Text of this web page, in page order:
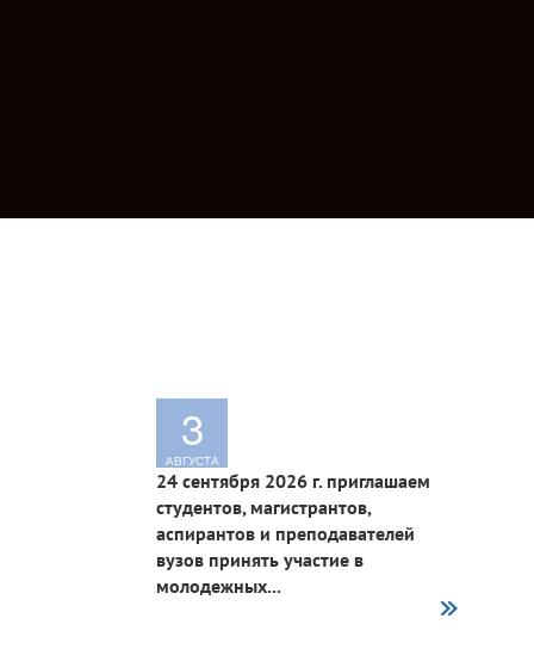
3
АВГУСТА
24 сентября 2026 г. приглашаем
студентов, магистрантов,
аспирантов и преподавателей
вузов принять участие в
молодежных...